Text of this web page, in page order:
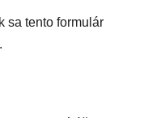
sa tento formulár